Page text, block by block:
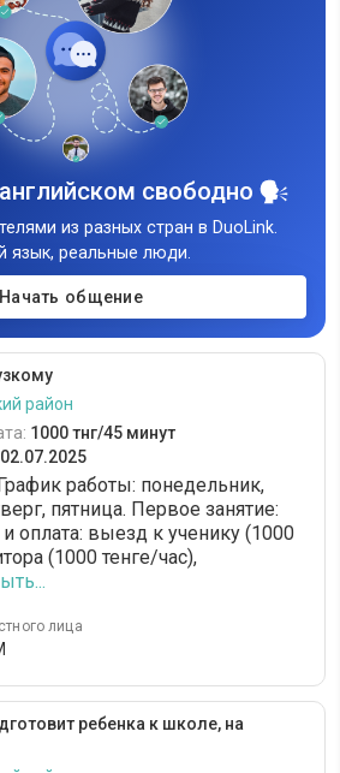
свободно
из разных стран в DuoLink.
язык, реальные люди.
Начать общение
район
1000 тнг/45 минут
02.07.2025
работы: понедельник,
пятница. Первое занятие:
оплата: выезд к ученику (1000
(1000 тенге/час),
лица
ребенка к школе, на